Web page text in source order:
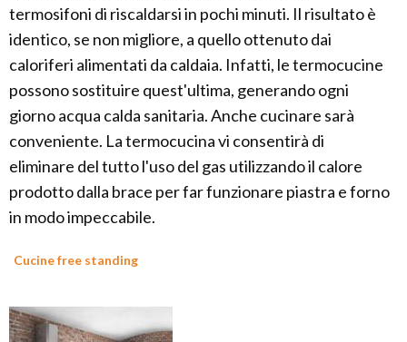
termosifoni di riscaldarsi in pochi minuti. Il risultato è
identico, se non migliore, a quello ottenuto dai
caloriferi alimentati da caldaia. Infatti, le termocucine
possono sostituire quest'ultima, generando ogni
giorno acqua calda sanitaria. Anche cucinare sarà
conveniente. La termocucina vi consentirà di
eliminare del tutto l'uso del gas utilizzando il calore
prodotto dalla brace per far funzionare piastra e forno
in modo impeccabile.
Cucine free standing